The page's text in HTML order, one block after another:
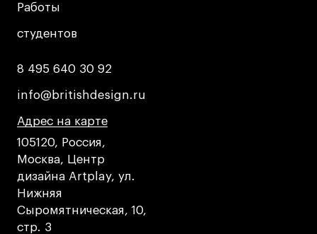
Работы
студентов
Работы
студентов
8 495 640 30 92
8 495 640 30 92
info@britishdesign.ru
info@britishdesign.ru
Адрес на карте
Адрес на карте
Адрес на карте
105120, Россия,
Москва, Центр
дизайна Artplay, ул.
Нижняя
Сыромятническая, 10,
стр. 3